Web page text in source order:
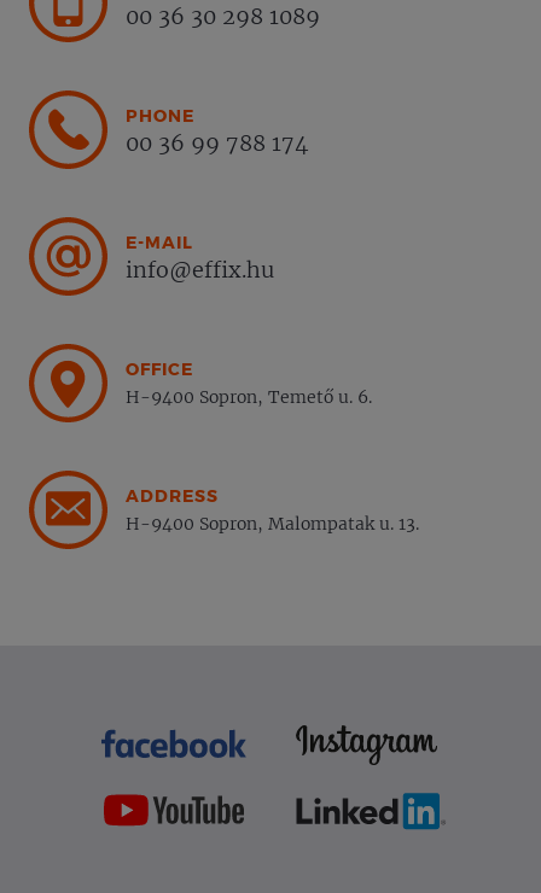
00 36 30 298 1089
PHONE
00 36 99 788 174
E-MAIL
info@effix.hu
OFFICE
H-9400 Sopron, Temető u. 6.
ADDRESS
H-9400 Sopron, Malompatak u. 13.